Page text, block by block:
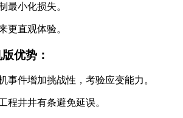
最小化损失。
更直观体验。
优势：
事件增加挑战性，考验应变能力。
程井井有条避免延误。